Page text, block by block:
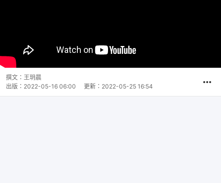
撰文： 王玥晨
出版： 2022-05-16 06:00 更新： 2022-05-25 16:54